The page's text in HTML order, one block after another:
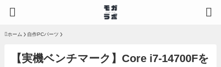
ホーム 自作PCパーツ
【実機ベンチマーク】Core i7-14700Fを